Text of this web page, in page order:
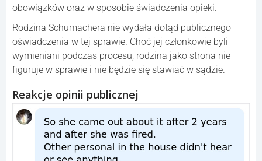
obowiązków oraz w sposobie świadczenia opieki.
Rodzina Schumachera nie wydała dotąd publicznego
oświadczenia w tej sprawie. Choć jej członkowie byli
wymieniani podczas procesu, rodzina jako strona nie
figuruje w sprawie i nie będzie się stawiać w sądzie.
Reakcje opinii publicznej